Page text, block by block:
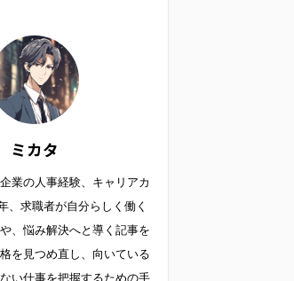
ミカタ
業の人事経験、キャリアカ
、求職者が自分らしく働く
、悩み解決へと導く記事を
を見つめ直し、向いている
い仕事を把握するための手